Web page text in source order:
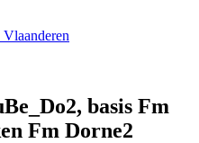
Vlaanderen
basis Fm
Fm Dorne2